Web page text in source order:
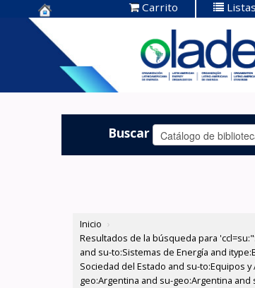
Centro de
Documentación
OLADE -
Carrito Listas
Buscar
Inicio ›
Resultados de la búsqueda para
and su-to:Sistemas de Energía and
Sociedad del Estado and su-to:Equipos
geo:Argentina and su-geo:Argentina